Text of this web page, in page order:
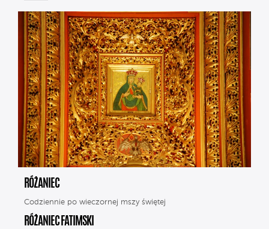
RÓŻANIEC
Codziennie po wieczornej mszy świętej
RÓŻANIEC FATIMSKI